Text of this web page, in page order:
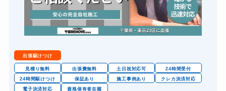
出張駆けつけ
見積り無料 出張費無料 土日祝対応可
24時間受付
24時間駆けつけ
保証あり 施工事例あり
クレカ決済対応
電子決済対応
資格保有者在籍